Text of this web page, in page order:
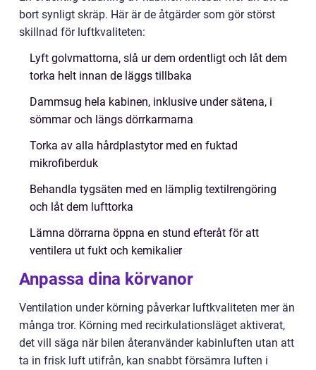
bort synligt skräp. Här är de åtgärder som gör störst
skillnad för luftkvaliteten:
Lyft golvmattorna, slå ur dem ordentligt och låt dem
torka helt innan de läggs tillbaka
Dammsug hela kabinen, inklusive under sätena, i
sömmar och längs dörrkarmarna
Torka av alla hårdplastytor med en fuktad
mikrofiberduk
Behandla tygsäten med en lämplig textilrengöring
och låt dem lufttorka
Lämna dörrarna öppna en stund efteråt för att
ventilera ut fukt och kemikalier
Anpassa dina körvanor
Ventilation under körning påverkar luftkvaliteten mer än
många tror. Körning med recirkulationsläget aktiverat,
det vill säga när bilen återanvänder kabinluften utan att
ta in frisk luft utifrån, kan snabbt försämra luften i